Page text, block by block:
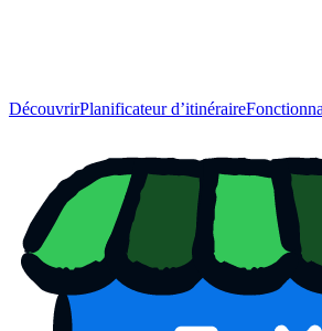
DécouvrirPlanificateur d’itinéraire